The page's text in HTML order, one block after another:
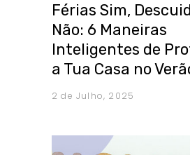
Férias Sim,
Não: 6 Maneiras
Inteligentes de
a Tua Casa no
2 de Julho, 2025